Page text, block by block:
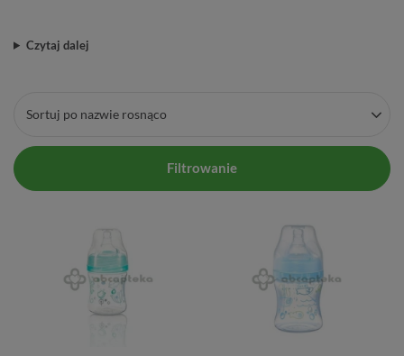
Czytaj dalej
Sortuj po nazwie rosnąco
Filtrowanie